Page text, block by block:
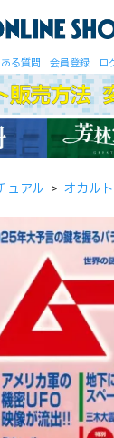
る質問 会員登録 ロ
ュアル > オカル